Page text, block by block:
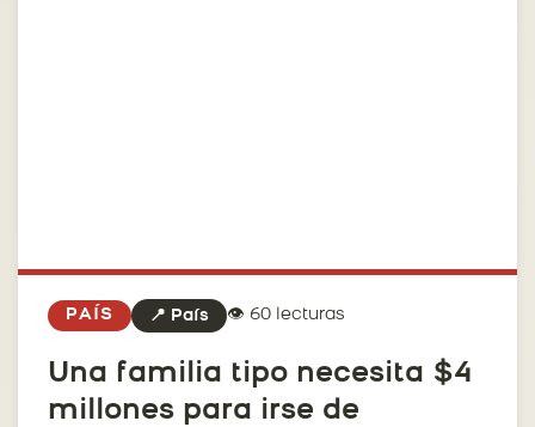
PAÍS 📍 País 👁️ 60 lecturas
Una familia tipo necesita $4
millones para irse de